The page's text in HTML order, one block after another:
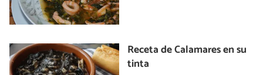
Receta de Calamares en su
tinta